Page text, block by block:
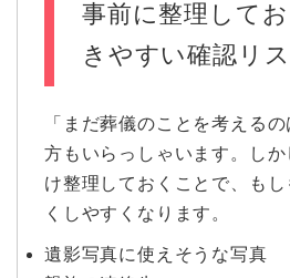
事前に整理して
きやすい確認リス
「まだ葬儀のことを考える
方もいらっしゃいます。し
け整理しておくことで、も
くしやすくなります。
遺影写真に使えそうな写真